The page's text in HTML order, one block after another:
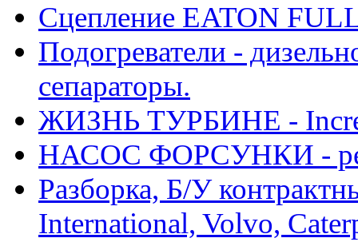
Сцепление EATON
Подогреватели -
сепараторы.
ЖИЗНЬ ТУРБИНЕ -
НАСОС ФОРСУНКИ -
Разборка, Б/У
International, Volvo,